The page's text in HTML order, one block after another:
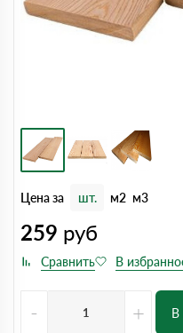
Цена за шт. м2 м3
259 руб
- + В